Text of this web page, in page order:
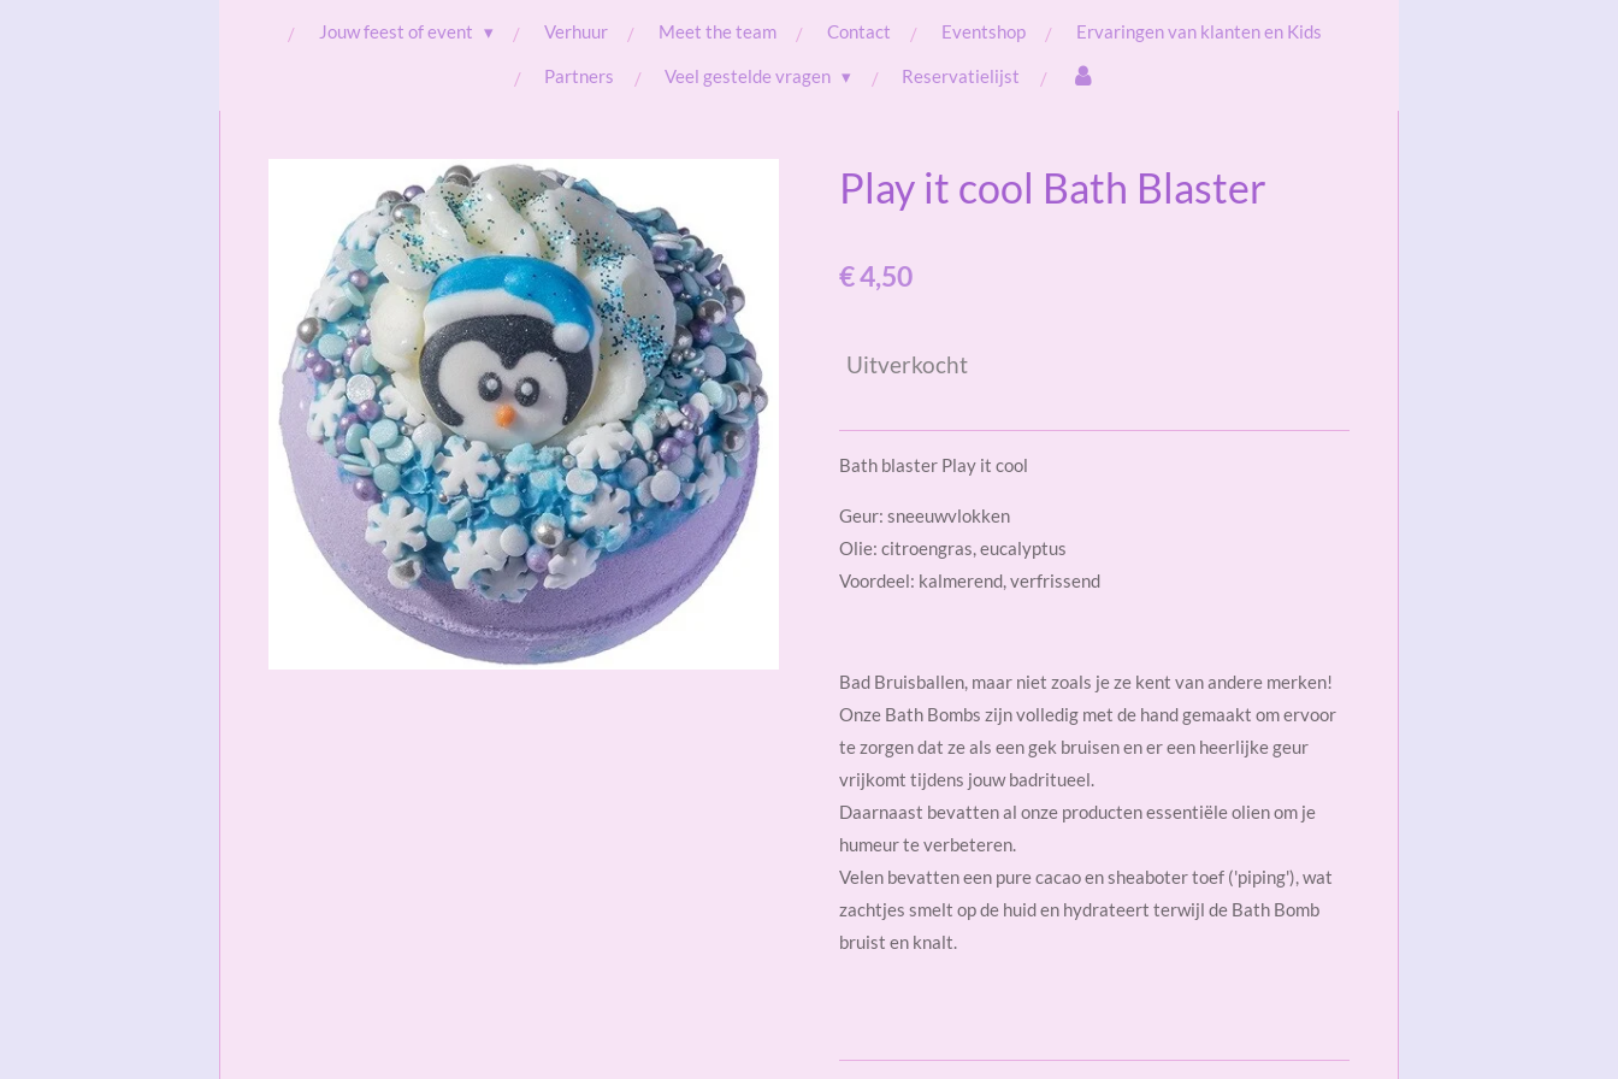
Jouw feest of event Verhuur Meet the team Contact Eventshop Ervaringen van klanten en Kids
Partners Veel gestelde vragen Reservatielijst
Play it cool Bath Blaster
€ 4,50
Uitverkocht
Bath blaster Play it cool
Geur: sneeuwvlokken
Olie: citroengras, eucalyptus
Voordeel: kalmerend, verfrissend
Bad Bruisballen, maar niet zoals je ze kent van andere merken!
Onze Bath Bombs zijn volledig met de hand gemaakt om ervoor
te zorgen dat ze als een gek bruisen en er een heerlijke geur
vrijkomt tijdens jouw badritueel.
Daarnaast bevatten al onze producten essentiële olien om je
humeur te verbeteren.
Velen bevatten een pure cacao en sheaboter toef ('piping'), wat
zachtjes smelt op de huid en hydrateert terwijl de Bath Bomb
bruist en knalt.